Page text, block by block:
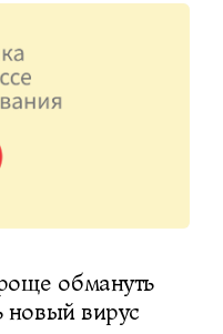
обмануть
новый вирус